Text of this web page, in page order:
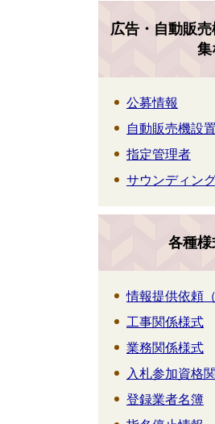
広告・自動販
集
公募情報
自動販売機設
指定管理者
サウンディン
各種様
情報提供依頼（
工事関係様式
業務関係様式
入札参加資格
登録業者名簿